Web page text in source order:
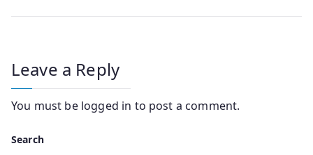
Leave a Reply
You must be logged in to post a comment.
Search